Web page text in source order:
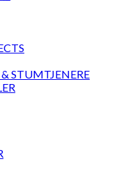
STUMTJENERE